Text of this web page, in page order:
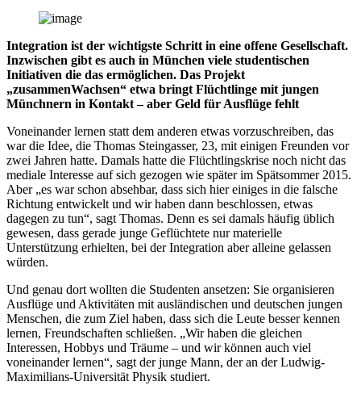
Integration ist der wichtigste Schritt in eine offene Gesellschaft.
Inzwischen gibt es auch in München viele studentischen
Initiativen die das ermöglichen. Das Projekt
„zusammenWachsen“ etwa bringt Flüchtlinge mit jungen
Münchnern in Kontakt – aber Geld für Ausflüge fehlt
Voneinander lernen statt dem anderen etwas vorzuschreiben, das
war die Idee, die Thomas Steingasser, 23, mit einigen Freunden vor
zwei Jahren hatte. Damals hatte die Flüchtlingskrise noch nicht das
mediale Interesse auf sich gezogen wie später im Spätsommer 2015.
Aber „es war schon absehbar, dass sich hier einiges in die falsche
Richtung entwickelt und wir haben dann beschlossen, etwas
dagegen zu tun“, sagt Thomas. Denn es sei damals häufig üblich
gewesen, dass gerade junge Geflüchtete nur materielle
Unterstützung erhielten, bei der Integration aber alleine gelassen
würden.
Und genau dort wollten die Studenten ansetzen: Sie organisieren
Ausflüge und Aktivitäten mit ausländischen und deutschen jungen
Menschen, die zum Ziel haben, dass sich die Leute besser kennen
lernen, Freundschaften schließen. „Wir haben die gleichen
Interessen, Hobbys und Träume – und wir können auch viel
voneinander lernen“, sagt der junge Mann, der an der Ludwig-
Maximilians-Universität Physik studiert.